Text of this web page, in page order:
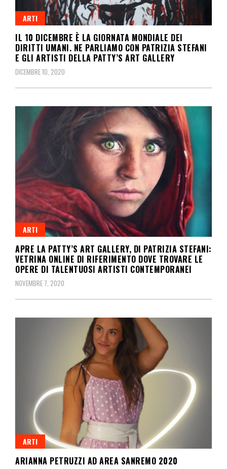
ARTI
IL 10 DICEMBRE È LA GIORNATA MONDIALE DEI
DIRITTI UMANI. NE PARLIAMO CON PATRIZIA STEFANI
E GLI ARTISTI DELLA PATTY’S ART GALLERY
DICEMBRE 10, 2020
ARTI
APRE LA PATTY’S ART GALLERY, DI PATRIZIA STEFANI:
VETRINA ONLINE DI RIFERIMENTO DOVE TROVARE LE
OPERE DI TALENTUOSI ARTISTI CONTEMPORANEI
NOVEMBRE 7, 2020
ARTI
ARIANNA PETRUZZI AD AREA SANREMO 2020